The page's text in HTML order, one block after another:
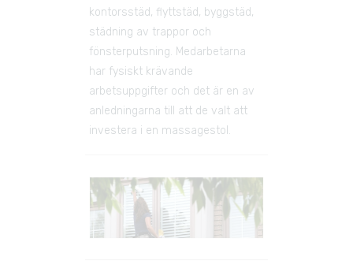
kontorsstäd, flyttstäd, byggstäd,
städning av trappor och
fönsterputsning. Medarbetarna
har fysiskt krävande
arbetsuppgifter och det är en av
anledningarna till att de valt att
investera i en massagestol.